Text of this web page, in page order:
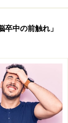
表面の熱が気
危険なレベル
より冷気で皮
成人の深部体
は考えられま
卒中の前触れ」